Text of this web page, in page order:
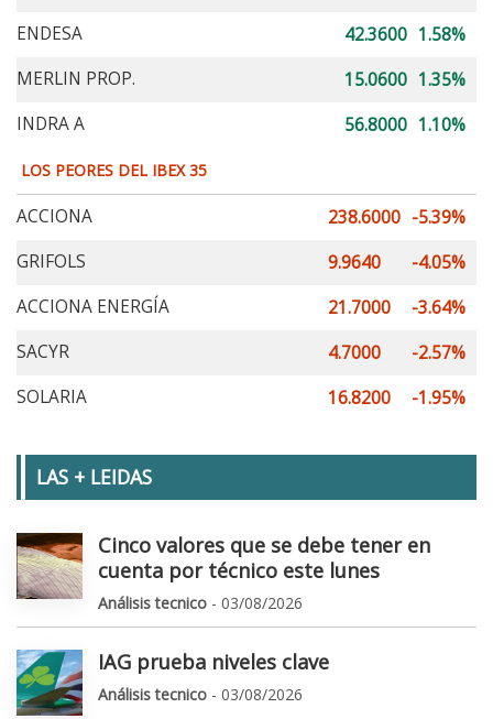
ENDESA
42.3600 1.58%
MERLIN PROP.
15.0600 1.35%
INDRA A
56.8000 1.10%
LOS PEORES DEL IBEX 35
ACCIONA 238.6000 -5.39%
GRIFOLS
9.9640
-4.05%
ACCIONA ENERGÍA
21.7000
-3.64%
SACYR
4.7000
-2.57%
SOLARIA
16.8200 -1.95%
LAS + LEIDAS
Cinco valores que se debe tener en
cuenta por técnico este lunes
Análisis tecnico - 03/08/2026
IAG prueba niveles clave
Análisis tecnico - 03/08/2026